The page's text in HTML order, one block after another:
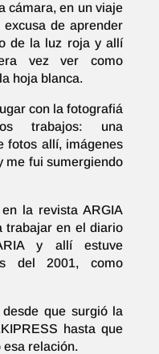
cámara, en un viaje
de aprender
de la luz roja y allí
vez ver como
hoja blanca.
con la fotografiá
trabajos: una
fotos allí, imágenes
me fui sumergiendo
la revista ARGIA
trabajar en el diario
y allí estuve
del 2001, como
que surgió la
hasta que
esa relación.